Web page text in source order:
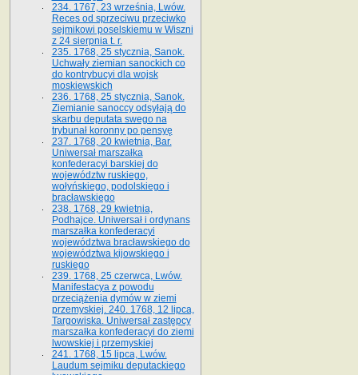
234. 1767, 23 września, Lwów.
Reces od sprzeciwu przeciwko
sejmikowi poselskiemu w Wiszni
z 24 sierpnia t. r.
235. 1768, 25 stycznia, Sanok.
Uchwały ziemian sanockich co
do kontrybucyi dla wojsk
moskiewskich
236. 1768, 25 stycznia, Sanok.
Ziemianie sanoccy odsyłają do
skarbu deputata swego na
trybunał koronny po pensyę
237. 1768, 20 kwietnia, Bar.
Uniwersał marszałka
konfederacyi barskiej do
województw ruskiego,
wołyńskiego, podolskiego i
bracławskiego
238. 1768, 29 kwietnia,
Podhajce. Uniwersał i ordynans
marszałka konfederacyi
województwa bracławskiego do
wo­jewództwa kijowskiego i
ruskiego
239. 1768, 25 czerwca, Lwów.
Manifestacya z powodu
przeciążenia dymów w ziemi
przemyskiej. 240. 1768, 12 lipca,
Targowiska. Uniwersał zastępcy
marszałka konfederacyi do ziemi
lwowskiej i przemyskiej
241. 1768, 15 lipca, Lwów.
Laudum sejmiku deputackiego